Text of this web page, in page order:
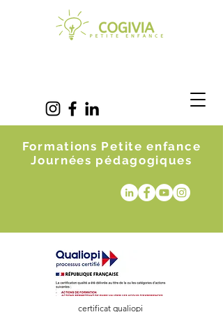
Formations Petite enfance
Journées pédagogiques
certificat qualiopi